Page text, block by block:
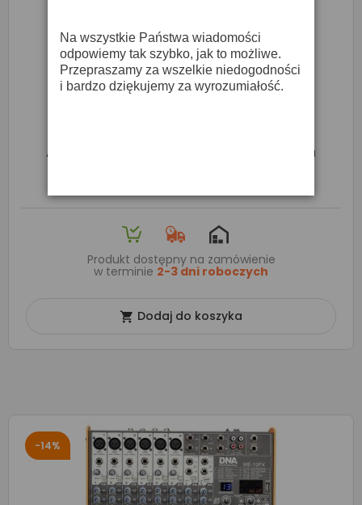
AKAI MPK MINI MK4 - Mini Klawiatura Sterująca
Produkt dostępny na zamówienie
w terminie 2-3 dni roboczych
 Dodaj do koszyka
-14%
Na wszystkie Państwa wiadomości
odpowiemy tak szybko, jak to możliwe.
Przepraszamy za wszelkie niedogodności
i bardzo dziękujemy za wyrozumiałość.